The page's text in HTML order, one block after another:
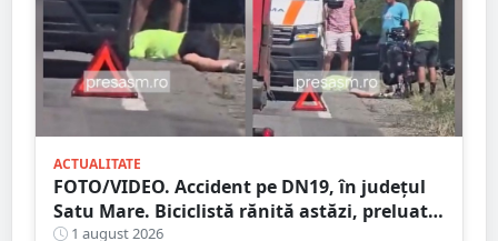
ACTUALITATE
FOTO/VIDEO. Accident pe DN19, în județul
Satu Mare. Biciclistă rănită astăzi, preluată
de Ambulanță
1 august 2026